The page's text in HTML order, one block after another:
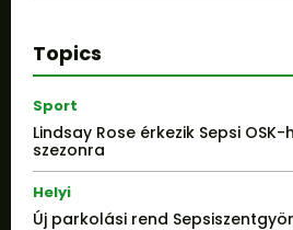
Topics
Sport
Lindsay Rose érkezik Sepsi
szezonra
Helyi
Új parkolási rend